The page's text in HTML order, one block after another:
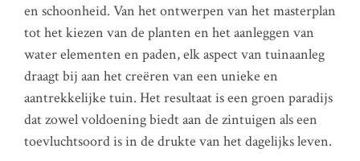
en schoonheid. Van het ontwerpen van het masterplan
tot het kiezen van de planten en het aanleggen van
water elementen en paden, elk aspect van tuinaanleg
draagt bij aan het creëren van een unieke en
aantrekkelijke tuin. Het resultaat is een groen paradijs
dat zowel voldoening biedt aan de zintuigen als een
toevluchtsoord is in de drukte van het dagelijks leven.